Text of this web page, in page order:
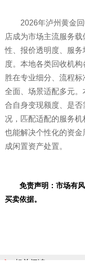
2026年泸州黄金
店成为市场主流服务
性、报价透明度、服
度。本地各类回收机
胜在专业细分、流程
全面、场景适配多元
合自身变现额度、是
况，匹配适配的服务机
也能解决个性化的资
成闲置资产处置。
免责声明：市场有
买卖依据。
相关阅读